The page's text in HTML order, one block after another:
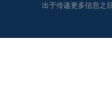
出于传递更多信息之